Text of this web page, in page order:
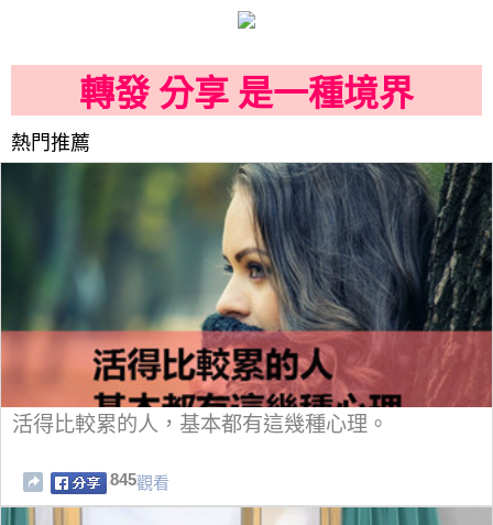
轉發 分享 是一種境界
熱門推薦
活得比較累的人，基本都有這幾種心理。
845觀看